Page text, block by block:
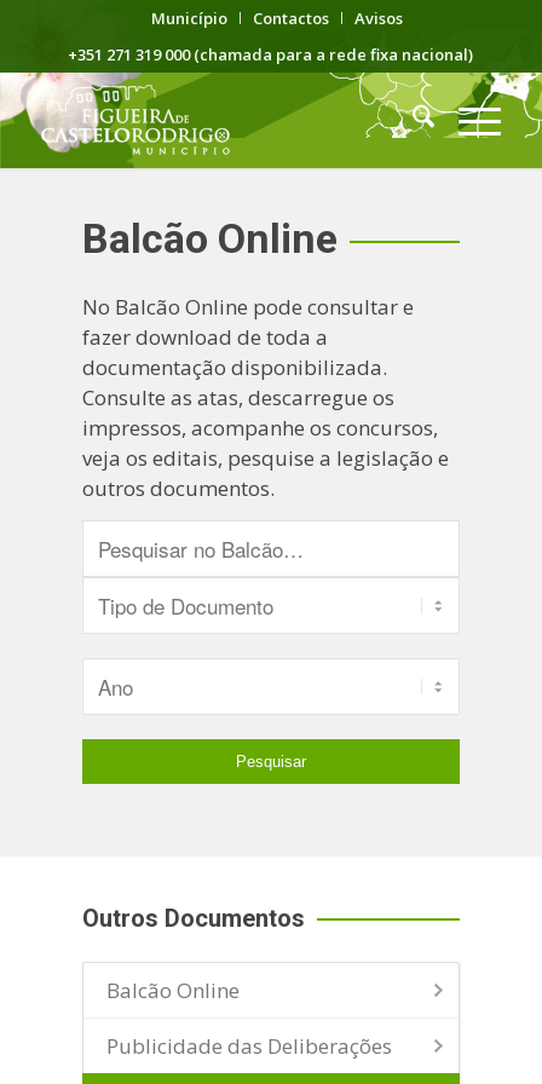
Município Contactos
Avisos
+351 271 319 000 (chamada para a rede fixa nacional)
Balcão Online
No Balcão Online pode consultar e
fazer download de toda a
documentação disponibilizada.
Consulte as atas, descarregue os
impressos, acompanhe os concursos,
veja os editais, pesquise a legislação e
outros documentos.
Outros Documentos
Balcão Online
Publicidade das Deliberações